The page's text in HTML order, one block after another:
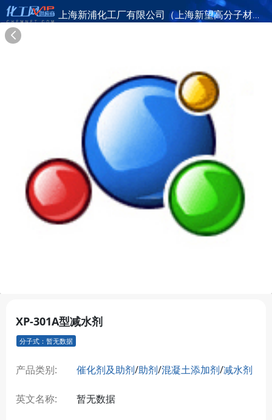
上海新浦化工厂有限公司（上海新望高分子材料厂）
上海新浦化工厂有限公司（上海新望高分子材料厂）
SHANGHAI SEPAL CHEMICAL CO.,LTD.
供应商合作20年
XP-301A型减水剂
分子式：暂无数据
产品类别: 催化剂及助剂/助剂/混凝土添加剂/减水剂
英文名称: 暂无数据